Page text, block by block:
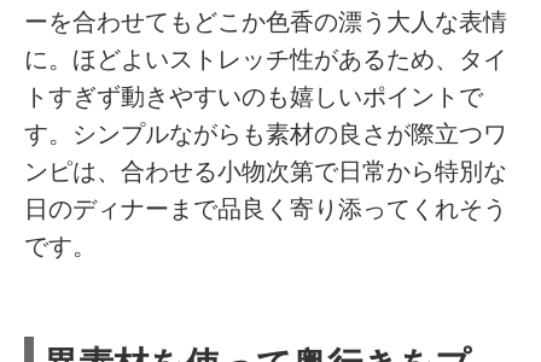
ーを合わせてもどこか色香の漂う大人な表情
に。ほどよいストレッチ性があるため、タイ
トすぎず動きやすいのも嬉しいポイントで
す。シンプルながらも素材の良さが際立つワ
ンピは、合わせる小物次第で日常から特別な
日のディナーまで品良く寄り添ってくれそう
です。